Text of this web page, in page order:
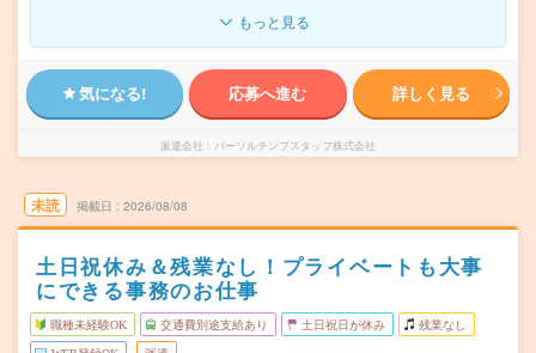
もっと見る
気になる! 応募へ進む 詳しく見る
派遣会社 パーソルテンプスタッフ株式会社
未読 掲載日 2026/08/08
土日祝休み＆残業なし！プライベートも大事
にできる事務のお仕事
職種未経験OK 交通費別途支給あり 土日祝日が休み 残業なし